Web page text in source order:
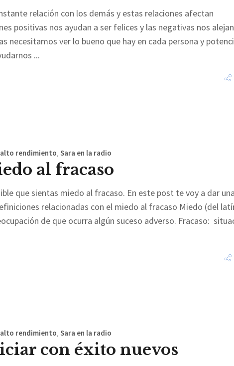
relación con los demás y estas relaciones afectan
positivas nos ayudan a ser felices y las negativas nos
necesitamos ver lo bueno que hay en cada persona y
rendimiento, Sara en la radio
al fracaso
que sientas miedo al fracaso. En este post te voy a dar
relacionadas con el miedo al fracaso Miedo (del
de que ocurra algún suceso adverso. Fracaso:
rendimiento, Sara en la radio
con éxito nuevos